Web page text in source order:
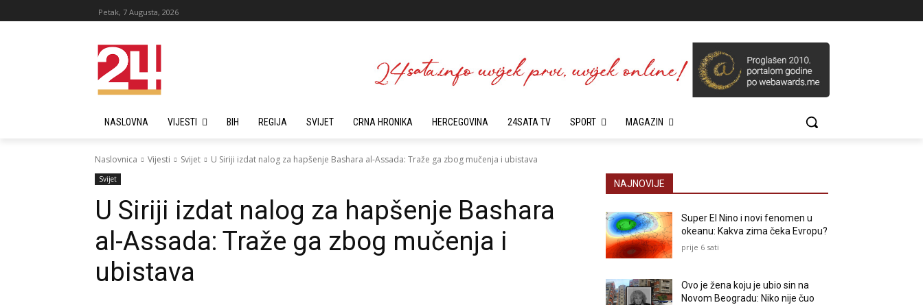
Petak, 7 Augusta, 2026
NASLOVNA VIJESTI BIH REGIJA SVIJET CRNA HRONIKA HERCEGOVINA 24SATA TV SPORT MAGAZIN
Naslovnica Vijesti Svijet U Siriji izdat nalog za hapšenje Bashara al-Assada: Traže ga zbog mučenja i ubistava
Svijet
U Siriji izdat nalog za hapšenje Bashara
al-Assada: Traže ga zbog mučenja i
ubistava
NAJNOVIJE
Super El Nino i novi fenomen u
okeanu: Kakva zima čeka Evropu?
prije 6 sati
Ovo je žena koju je ubio sin na
Novom Beogradu: Niko nije čuo